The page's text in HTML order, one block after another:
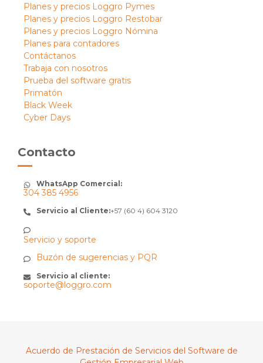
Planes y precios Loggro Pymes
Planes y precios Loggro Restobar
Planes y precios Loggro Nómina
Planes para contadores
Contáctanos
Trabaja con nosotros
Prueba del software gratis
Primatón
Black Week
Cyber Days
Contacto
WhatsApp Comercial:
304 385 4956
Servicio al Cliente:+57 (60 4) 604 3120
Servicio y soporte
Buzón de sugerencias y PQR
Servicio al cliente:
soporte@loggro.com
Acuerdo de Prestación de Servicios del Software de